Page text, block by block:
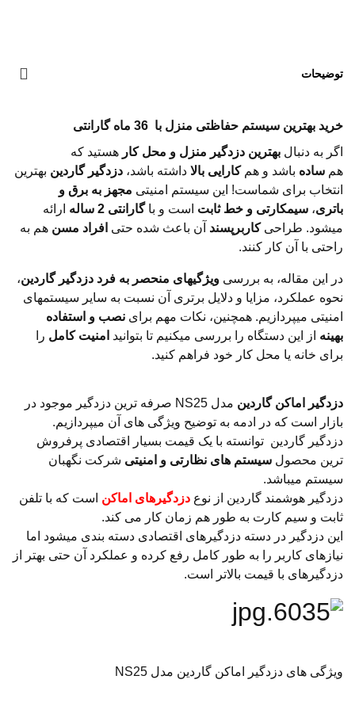
توضیحات
خرید بهترین سیستم حفاظتی منزل با 36 ماه گارانتی
اگر به دنبال بهترین دزدگیر منزل و محل کار هستید که
هم ساده باشد و همکارایی بالا داشته باشد، دزدگیر گاردین بهترین
انتخاب برای شماست! این سیستم امنیتی مجهز به برق و
باتری، سیمکارتی و خط ثابت است و باگارانتی 2 ساله
ارائه
میشود. طراحیکاربرپسند آن باعث شده حتی افراد مسن هم به
راحتی با آن کار کنند.
در این مقاله، به بررسی ویژگیهای منحصر به فرد دزدگیر گاردین،
نحوه عملکرد، مزایا و دلایل برتری آن نسبت به سایر سیستمهای
امنیتی میپردازیم. همچنین، نکات مهم برای نصب و استفاده
بهینه از این دستگاه را بررسی میکنیم تا بتوانید امنیت کامل را
برای خانه یا محل کار خود فراهم کنید.
دزدگیر اماکن گاردین
مدل NS25 صرفه ترین دزدگیر موجود در
بازار است که در ادمه به توضیح ویژگی های آن میپردازیم.
دزدگیر گاردین توانسته با یک قیمت بسیار اقتصادی پرفروش
ترین محصول سیستم های نظارتی و امنیتی شرکت نگهبان
سیستم میباشد.
دزدگیر هوشمند گاردین از نوع دزدگیرهای اماکن است که با تلفن
ثابت و سیم کارت به طور هم زمان کار می کند.
این دزدگیر در دسته دزدگیرهای اقتصادی دسته بندی میشود اما
نیازهای کاربر را به طور کامل رفع کرده و عملکرد آن حتی بهتر از
دزدگیرهای با قیمت بالاتر است.
ویژگی های دزدگیر اماکن گاردین مدل NS25